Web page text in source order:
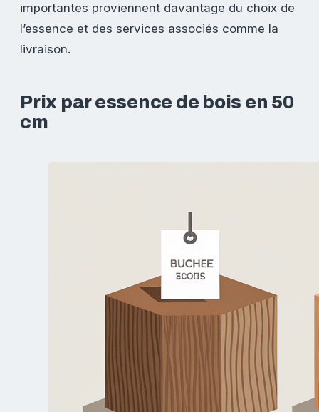
importantes proviennent davantage du choix de
l’essence et des services associés comme la
livraison.
Prix par essence de bois en 50
cm